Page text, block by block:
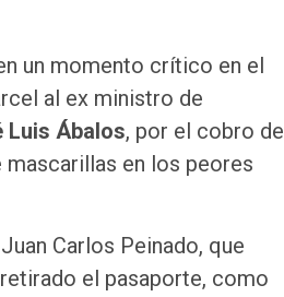
un momento crítico en el
al ex ministro de
Luis Ábalos, por el cobro de
en los peores
Carlos Peinado, que
retirado el pasaporte, como